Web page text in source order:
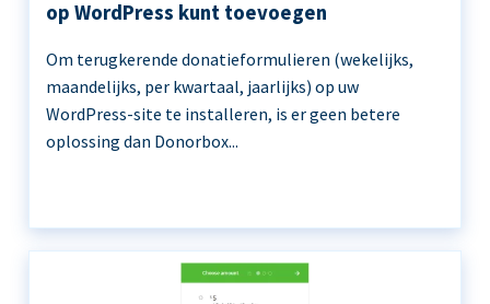
op WordPress kunt toevoegen
Om terugkerende donatieformulieren (wekelijks,
maandelijks, per kwartaal, jaarlijks) op uw
WordPress-site te installeren, is er geen betere
oplossing dan Donorbox...